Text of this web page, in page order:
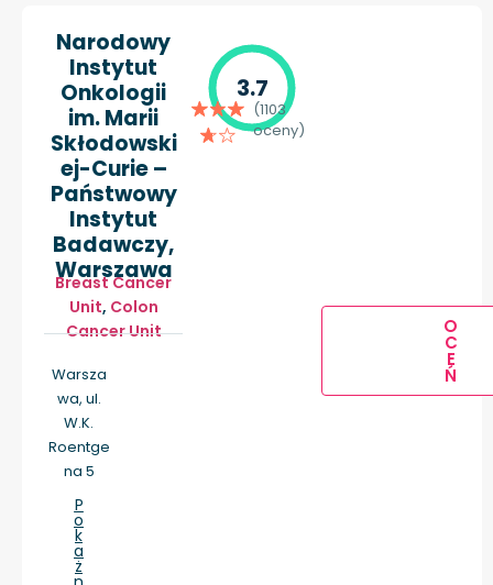
Narodowy
Instytut
Onkologii
im. Marii
Skłodowski
ej-Curie –
Państwowy
Instytut
Badawczy,
Warszawa
Breast Cancer
Unit, Colon
Cancer Unit
Warsza
wa, ul.
W.K.
Roentge
na 5
P
o
k
a
ż
3.7
(1103
oceny)
O
C
E
Ń